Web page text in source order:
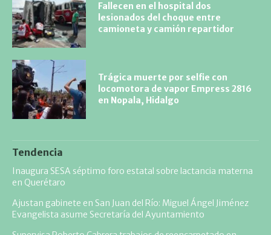
Fallecen en el hospital dos
lesionados del choque entre
camioneta y camión repartidor
Trágica muerte por selfie con
locomotora de vapor Empress 2816
en Nopala, Hidalgo
Tendencia
Inaugura SESA séptimo foro estatal sobre lactancia materna
en Querétaro
Ajustan gabinete en San Juan del Río: Miguel Ángel Jiménez
Evangelista asume Secretaría del Ayuntamiento